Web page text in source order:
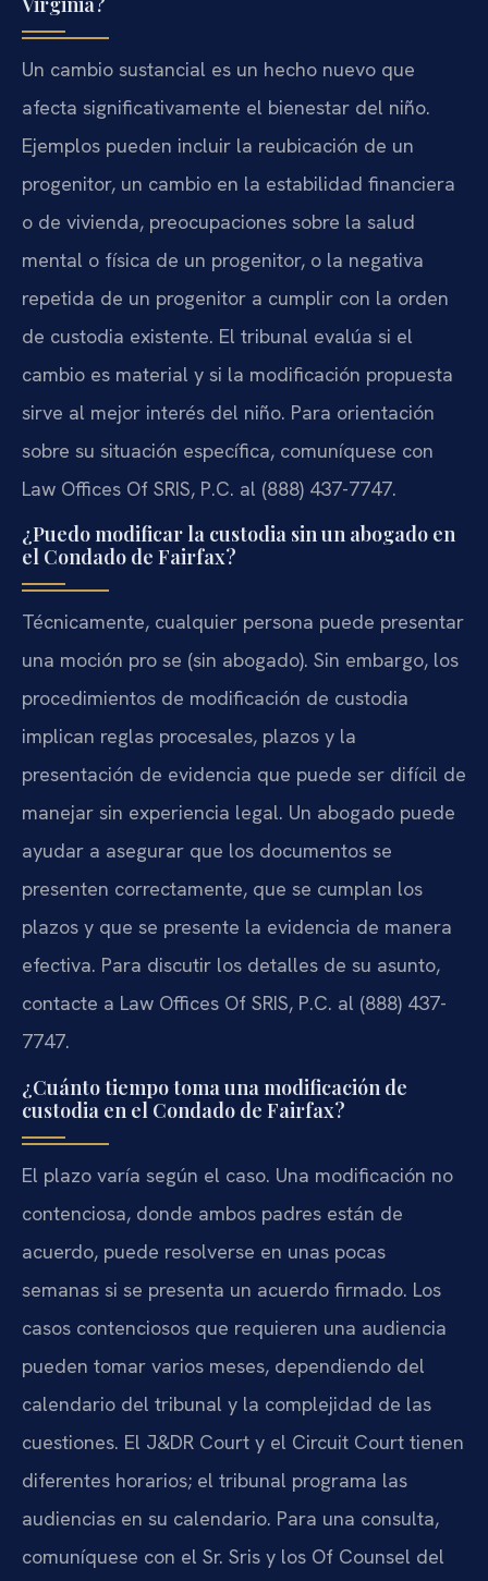
Un cambio sustancial es un hecho nuevo que
afecta significativamente el bienestar del niño.
Ejemplos pueden incluir la reubicación de un
progenitor, un cambio en la estabilidad financiera
o de vivienda, preocupaciones sobre la salud
mental o física de un progenitor, o la negativa
repetida de un progenitor a cumplir con la orden
de custodia existente. El tribunal evalúa si el
cambio es material y si la modificación propuesta
sirve al mejor interés del niño. Para orientación
sobre su situación específica, comuníquese con
Law Offices Of SRIS, P.C. al (888) 437-7747.
¿Puedo modificar la custodia sin un abogado en
el Condado de Fairfax?
Técnicamente, cualquier persona puede presentar
una moción pro se (sin abogado). Sin embargo, los
procedimientos de modificación de custodia
implican reglas procesales, plazos y la
presentación de evidencia que puede ser difícil de
manejar sin experiencia legal. Un abogado puede
ayudar a asegurar que los documentos se
presenten correctamente, que se cumplan los
plazos y que se presente la evidencia de manera
efectiva. Para discutir los detalles de su asunto,
contacte a Law Offices Of SRIS, P.C. al (888) 437-
7747.
¿Cuánto tiempo toma una modificación de
custodia en el Condado de Fairfax?
El plazo varía según el caso. Una modificación no
contenciosa, donde ambos padres están de
acuerdo, puede resolverse en unas pocas
semanas si se presenta un acuerdo firmado. Los
casos contenciosos que requieren una audiencia
pueden tomar varios meses, dependiendo del
calendario del tribunal y la complejidad de las
cuestiones. El J&DR Court y el Circuit Court tienen
diferentes horarios; el tribunal programa las
audiencias en su calendario. Para una consulta,
comuníquese con el Sr. Sris y los Of Counsel del